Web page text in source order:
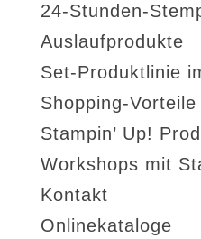
24-Stunden-
Auslaufprodukte
Set-Produktlinie
Shopping-Vorteile
Stampin’ Up!
Workshops mit
Kontakt
Onlinekataloge